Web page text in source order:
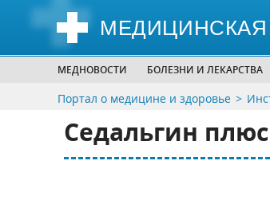
МЕДНОВОСТИ БОЛЕЗНИ И ЛЕКАРСТВА
Портал о медицине и здоровье
Седальгин